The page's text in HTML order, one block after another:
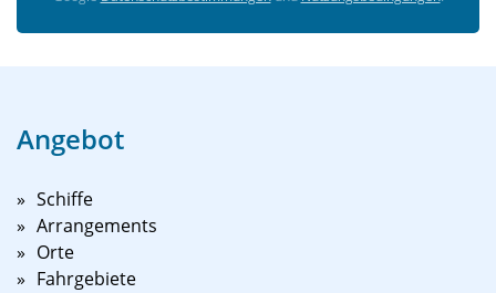
Angebot
Schiffe
Arrangements
Orte
Fahrgebiete